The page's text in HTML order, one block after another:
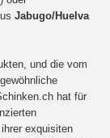
Jabugo/Huelva
und die vom
hat für
exquisiten